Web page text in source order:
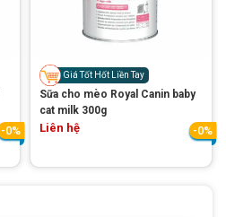
Thông tin về chó
-0%
Giá Tốt Hốt Liền Tay
Sữa cho mèo Royal Canin baby
cat milk 300g
Liên hệ -0%